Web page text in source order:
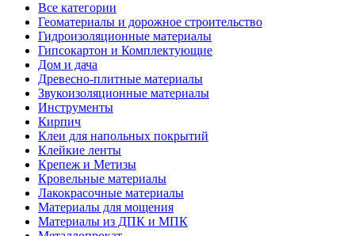
Все категории
Геоматериалы и дорожное строительство
Гидроизоляционные материалы
Гипсокартон и Комплектующие
Дом и дача
Древесно-плитные материалы
Звукоизоляционные материалы
Инструменты
Кирпич
Клеи для напольных покрытий
Клейкие ленты
Крепеж и Метизы
Кровельные материалы
Лакокрасочные материалы
Материалы для мощения
Материалы из ДПК и МПК